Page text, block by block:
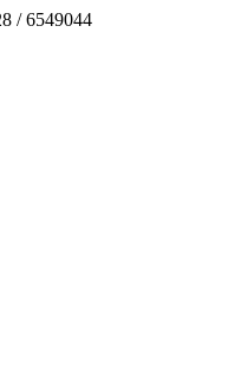
/ 6549044